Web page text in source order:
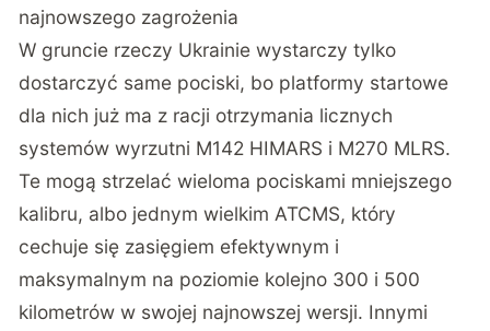
najnowszego zagrożenia
W gruncie rzeczy Ukrainie wystarczy tylko
dostarczyć same pociski, bo platformy startowe
dla nich już ma z racji otrzymania licznych
systemówwyrzutni M142 HIMARS i M270 MLRS.
Te mogą strzelać wieloma pociskami mniejszego
kalibru, albo jednym wielkim ATCMS, który
cechuje się zasięgiem efektywnym i
maksymalnym na poziomie kolejno 300 i 500
kilometrów w swojej najnowszej wersji. Innymi